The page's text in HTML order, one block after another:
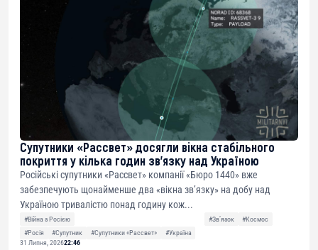
Супутники «Рассвет» досягли вікна стабільного
покриття у кілька годин зв’язку над Україною
Російські супутники «Рассвет» компанії «Бюро 1440» вже
забезпечують щонайменше два «вікна зв’язку» на добу над
Україною тривалістю понад годину кож...
#Війна з Росією #Звʼязок
#Космос
#Росія
#Супутник #Супутники «Рассвет»
#Україна
31 Липня, 202622:46